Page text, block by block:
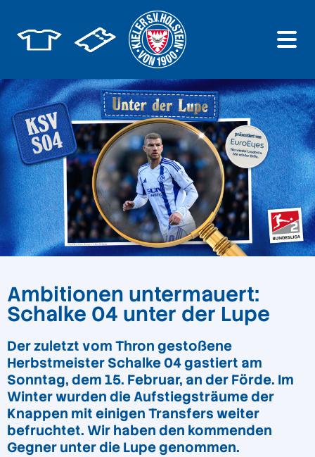
Ambitionen untermauert:
Schalke 04 unter der Lupe
Der zuletzt vom Thron gestoßene
Herbstmeister Schalke 04 gastiert am
Sonntag, dem 15. Februar, an der Förde. Im
Winter wurden die Aufstiegsträume der
Knappen mit einigen Transfers weiter
befruchtet. Wir haben den kommenden
Gegner unter die Lupe genommen.